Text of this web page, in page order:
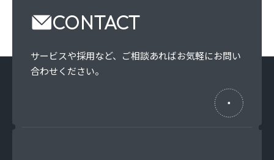
CONTACT
サービスや採用など、 ご相談あればお気軽にお問い
合わせください。